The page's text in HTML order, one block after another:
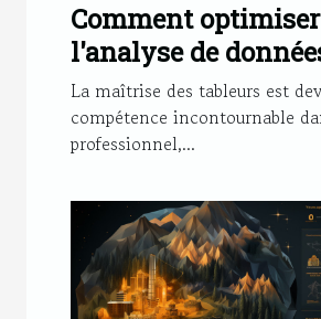
Comment optimiser
l'analyse de
des tableurs
La maîtrise des tableurs est
compétence incontournable
professionnel,...